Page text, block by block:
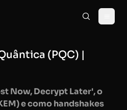
(PQC) |
Now, Decrypt Later', o
e como handshakes